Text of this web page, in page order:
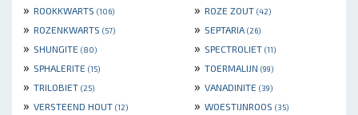
» ROOKKWARTS (106) » ROZE ZOUT (42)
» ROZENKWARTS (57) » SEPTARIA (26)
» SHUNGITE (80) » SPECTROLIET (11)
» SPHALERITE (15) » TOERMALIJN (99)
» TRILOBIET (25) » VANADINITE (39)
» VERSTEEND HOUT (12) » WOESTIJNROOS (35)